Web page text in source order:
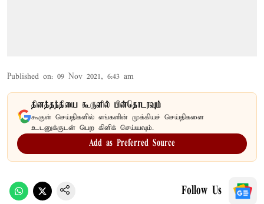
Published on: 09 Nov 2021, 6:43 am
தினத்தந்தியை கூகுளில் பின்தொடரவும்
கூகுள் செய்திகளில் எங்களின் முக்கியச் செய்திகளை
உடனுக்குடன் பெற கிளிக் செய்யவும்.
Add as Preferred Source
Follow Us